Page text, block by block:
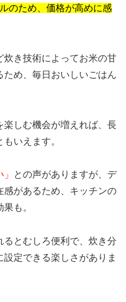
のため、価格が高めに感
炊き技術によってお米の甘
め、毎日おいしいごはん
しむ機会が増えれば、長
いえます。
との声がありますが、デ
があるため、キッチンの
も。
るとむしろ便利で、炊き分
定できる楽しさがありま